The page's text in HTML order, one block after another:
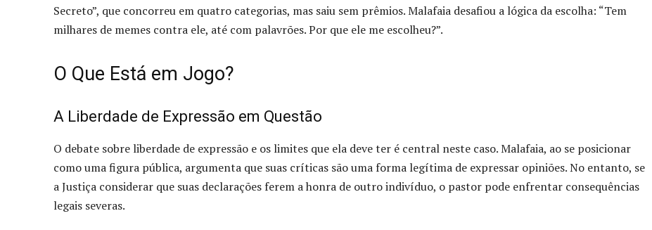
Secreto”, que concorreu em quatro categorias, mas saiu sem prêmios. Malafaia desafiou a lógica da escolha: “Tem
milhares de memes contra ele, até com palavrões. Por que ele me escolheu?”.
O Que Está em Jogo?
A Liberdade de Expressão em Questão
O debate sobre liberdade de expressão e os limites que ela deve ter é central neste caso. Malafaia, ao se posicionar
como uma figura pública, argumenta que suas críticas são uma forma legítima de expressar opiniões. No entanto, se
a Justiça considerar que suas declarações ferem a honra de outro indivíduo, o pastor pode enfrentar consequências
legais severas.